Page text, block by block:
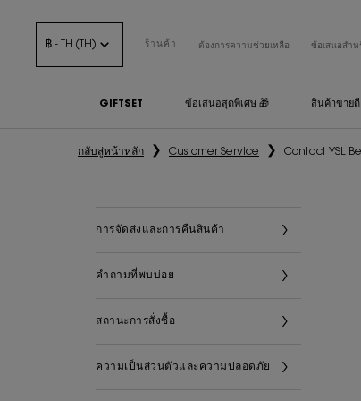
฿ - TH (TH) ร้านค้า ต้องการความช่วยเหลือ ข้อเสนอสำ
GIFTSET ข้อเสนอสุดพิเศษ 🎁 สินค้าขายดี
กลับสู่หน้าหลัก
Customer Service Contact YSL
การจัดส่งและการคืนสินค้า
คำถามที่พบบ่อย
สถานะการสั่งซื้อ
ความเป็นส่วนตัวและความปลอดภัย